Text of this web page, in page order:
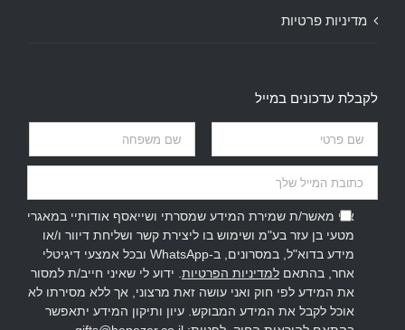
מדיניות פרטיות
לקבלת עדכונים במייל
אני מאשר/ת שמירת המידע שמסרתי ושייאסף אודותיי במאגרי
מטעי בן עזר בע"מ ושימוש בו ליצירת קשר ושליחת דיוור ו/או
מידע בדוא"ל, במסרונים, ב-WhatsApp ובכל אמצעי דיגיטלי
אחר, בהתאם למדיניות הפרטיות . ידוע לי שאיני חייב/ת למסור
את המידע לפי חוק ואני עושה זאת מרצוני, אך ללא מסירתו לא
אוכל לקבל את המידע המבוקש. עיון ותיקון המידע יתאפשר